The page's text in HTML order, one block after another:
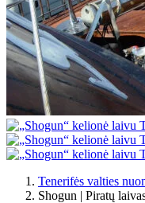
Tenerifės valties
Shogun | Piratų